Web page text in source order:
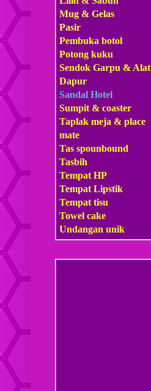
Mug & Gelas
Pasir
Pembuka botol
Potong kuku
Sendok Garpu & Alat
Dapur
Sandal Hotel
Sumpit & coaster
Taplak meja & place
mate
Tas spounbound
Tasbih
Tempat HP
Tempat Lipstik
Tempat tisu
Towel cake
Undangan unik